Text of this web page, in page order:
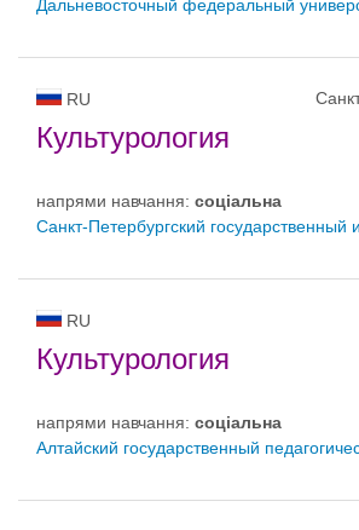
Дальневосточный федеральный
RU
Культурология
напрями навчання: соціальна
Санкт-Петербургский государственный
RU
Культурология
напрями навчання: соціальна
Алтайский государственный